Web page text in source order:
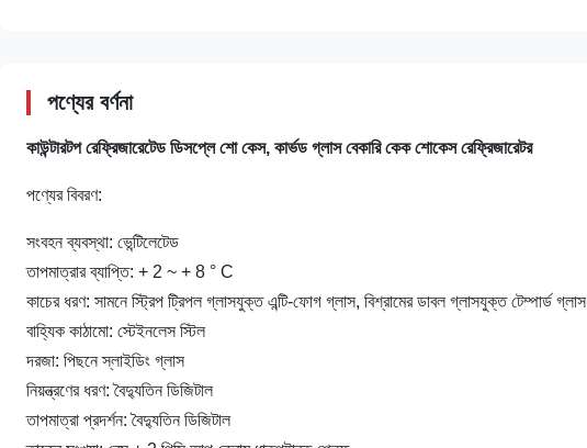
পণ্যের বর্ণনা
কাউন্টারটপ রেফ্রিজারেটেড ডিসপ্লে শো কেস, কার্ভড গ্লাস বেকারি কেক শোকেস রেফ্রিজারেটর
পণ্যের বিবরণ:
সংবহন ব্যবস্থা: ভেন্টিলেটেড
তাপমাত্রার ব্যাপ্তি: + 2 ~ + 8 ° C
কাচের ধরণ: সামনে স্ট্রিপ ট্রিপল গ্লাসযুক্ত এন্টি-ফোগ গ্লাস, বিশ্রামের ডাবল গ্লাসযুক্ত টেম্পার্ড গ্লাস
বাহ্যিক কাঠামো: স্টেইনলেস স্টিল
দরজা: পিছনে স্লাইডিং গ্লাস
নিয়ন্ত্রণের ধরণ: বৈদ্যুতিন ডিজিটাল
তাপমাত্রা প্রদর্শন: বৈদ্যুতিন ডিজিটাল